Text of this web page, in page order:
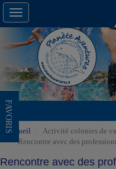
Toggle
navigation
FAVORIS
Accueil Activité colonies de
Rencontre avec des
Rencontre avec des